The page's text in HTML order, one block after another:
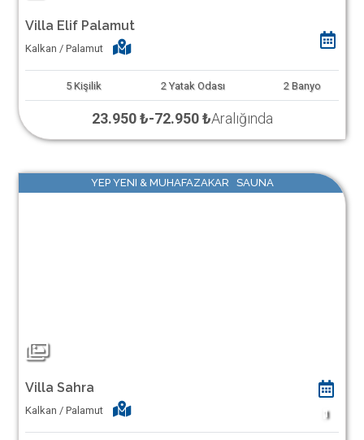
Villa Elif Palamut
Kalkan / Palamut
5 Kişilik 2 Yatak Odası 2 Banyo
23.950 ₺-72.950 ₺Aralığında
YEP YENI & MUHAFAZAKAR SAUNA
Villa Sahra
Kalkan / Palamut 1